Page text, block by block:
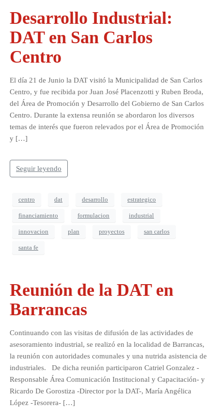
Desarrollo Industrial:
DAT en San Carlos
Centro
El día 21 de Junio la DAT visitó la Municipalidad de San Carlos
Centro, y fue recibida por Juan José Placenzotti y Ruben Broda,
del Área de Promoción y Desarrollo del Gobierno de San Carlos
Centro. Durante la extensa reunión se abordaron los diversos
temas de interés que fueron relevados por el Área de Promoción
y […]
Seguir leyendo
centro dat desarrollo estrategico
financiamiento formulacion industrial
innovacion plan proyectos san carlos
santa fe
Reunión de la DAT en
Barrancas
Continuando con las visitas de difusión de las actividades de
asesoramiento industrial, se realizó en la localidad de Barrancas,
la reunión con autoridades comunales y una nutrida asistencia de
industriales. De dicha reunión participaron Catriel Gonzalez -
Responsable Área Comunicación Institucional y Capacitación- y
Ricardo De Gorostiza -Director por la DAT-, María Angélica
López -Tesorera- […]